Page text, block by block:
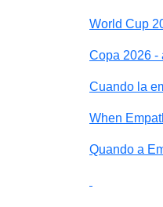
World Cup
Copa 2026 -
Cuando la
When
Quando a